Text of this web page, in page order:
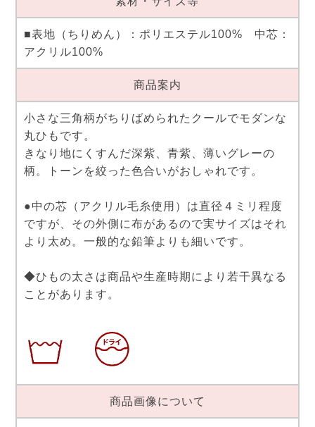
■表地（ちりめん）：ポリエステル100% 中芯：
アクリル100%
商品案内
小さな三角柄がちりばめられたクールでモダンな
丸ひもです。
きなり地にくすんだ深紫、青紫、薄いグレーの
柄。トーンを絞った色合いがおしゃれです。
●中の芯（アクリル毛糸使用）は直径４ミリ程度
ですが、その外側に布があるので実サイズはそれ
より太め。一般的な鉛筆よりも細いです。
◆ひもの太さは商品や生産時期により若干異なる
ことがあります。
商品画像について